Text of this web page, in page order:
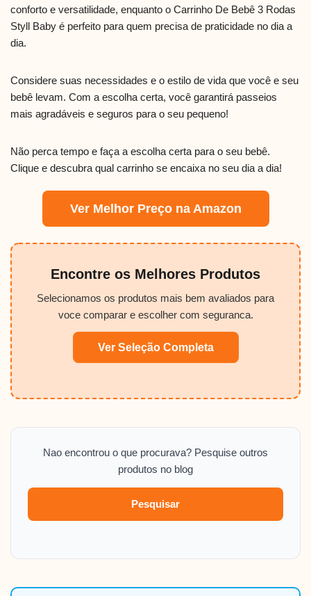
conforto e versatilidade, enquanto o Carrinho De Bebê 3 Rodas
Styll Baby é perfeito para quem precisa de praticidade no dia a
dia.
Considere suas necessidades e o estilo de vida que você e seu
bebê levam. Com a escolha certa, você garantirá passeios
mais agradáveis e seguros para o seu pequeno!
Não perca tempo e faça a escolha certa para o seu bebê.
Clique e descubra qual carrinho se encaixa no seu dia a dia!
Ver Melhor Preço na Amazon
Encontre os Melhores Produtos
Selecionamos os produtos mais bem avaliados para
voce comparar e escolher com seguranca.
Ver Seleção Completa
Nao encontrou o que procurava? Pesquise outros
produtos no blog
Pesquisar